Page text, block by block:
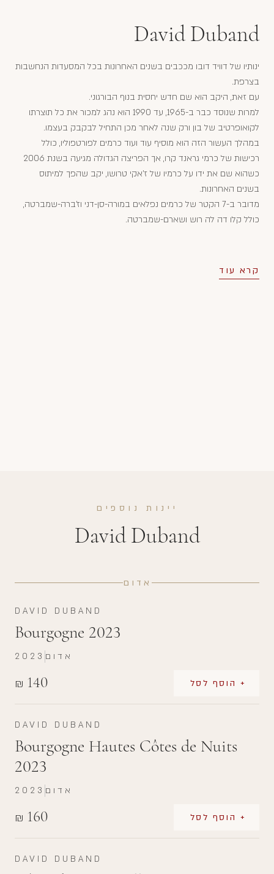
David Duband
ינותיו של דוויד דובו מככבים בשנים האחרונות בכל המסעדות הנחשבות
בצרפת.
עם זאת, היקב הוא שם חדש יחסית בנוף הבורגוני.
למרות שנוסד כבר ב-1965, עד 1990 הוא נהג למכור את כל תוצרתו
לקואופרטיב של בון ורק שנה לאחר מכן התחיל לבקבק בעצמו.
במהלך העשור הזה הוא מוסיף עוד ועוד כרמים לפורטפוליו, כולל
רכישות של כרמי גראנד קרו, אך הפריצה הגדולה מגיעה בשנת 2006
כשהוא שם את ידו על כרמיו של ז'אקי טרושו, יקב שהפך למיתוס
בשנים האחרונות.
מדובר ב-7 הקטר של כרמים נפלאים במורה-סן-דני וז'ברה-שמברטה,
כולל קלו דה לה רוש ושארם-שמברטה.
קרא עוד
יינות נוספים
David Duband
אדום
DAVID DUBAND
Bourgogne 2023
₪ 140 + הוסף לסל
2023 אדום
DAVID DUBAND
Bourgogne Hautes Côtes de Nuits
2023
₪ 160 + הוסף לסל
2023 אדום
DAVID DUBAND